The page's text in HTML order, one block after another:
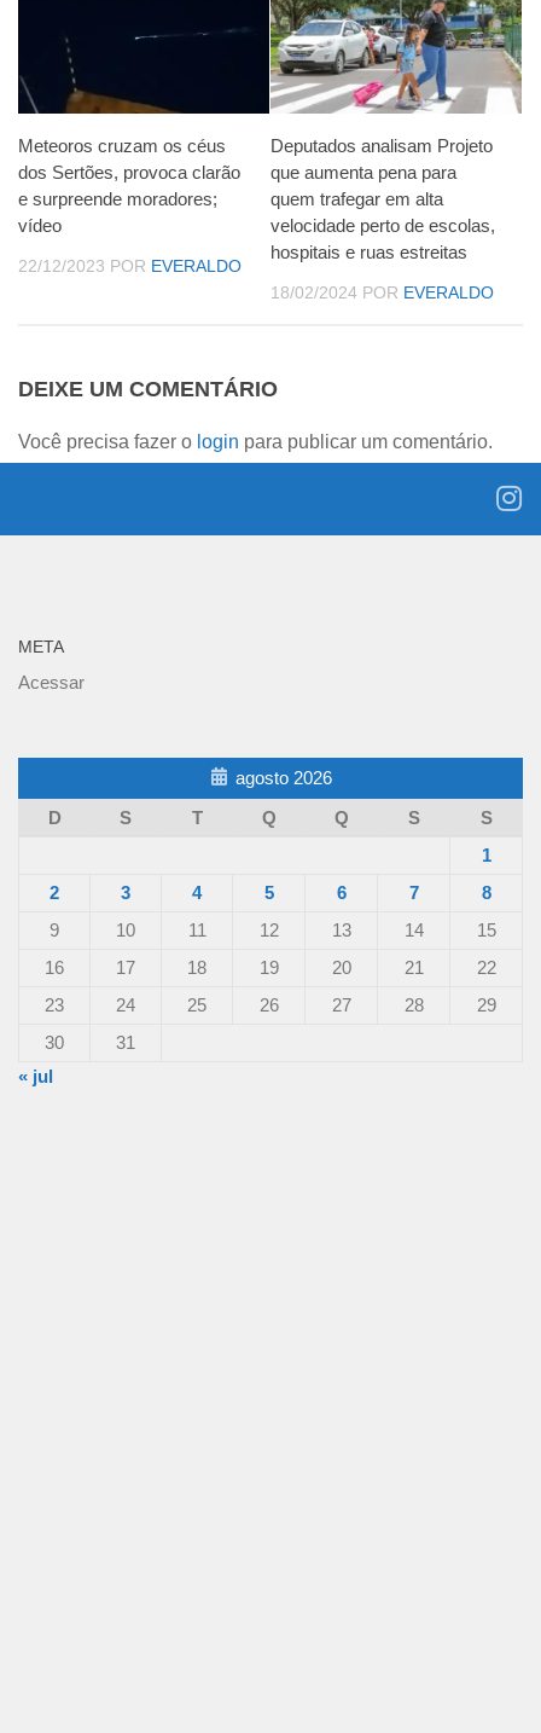
Meteoros cruzam os céus
dos Sertões, provoca clarão
e surpreende moradores;
vídeo
22/12/2023 POR EVERALDO
Deputados analisam Projeto
que aumenta pena para
quem trafegar em alta
velocidade perto de escolas,
hospitais e ruas estreitas
18/02/2024 POR EVERALDO
DEIXE UM COMENTÁRIO
Você precisa fazer o login para publicar um comentário.
META
Acessar
agosto 2026
D
S T Q Q S
S
1
2
3 4 5 6 7
8
9
10 11 12 13 14
15
16
17 18 19 20 21
22
23
24 25 26 27 28
29
30
31
« jul